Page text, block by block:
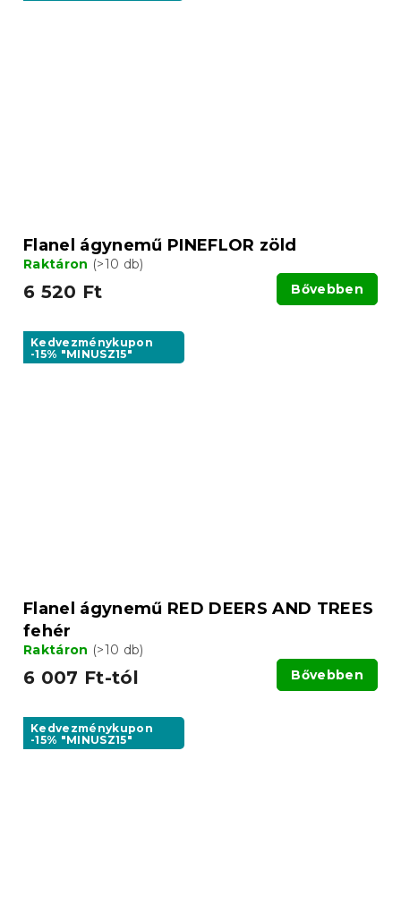
Flanel ágynemű PINEFLOR zöld
Raktáron (>10 db)
6 520 Ft Bővebben
Kedvezménykupon
-15% "MINUSZ15"
Flanel ágynemű RED DEERS AND TREES
fehér
Raktáron (>10 db)
6 007 Ft-tól Bővebben
Kedvezménykupon
-15% "MINUSZ15"